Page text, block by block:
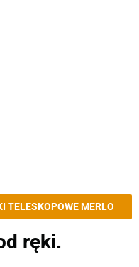
TELESKOPOWE MERLO
ręki.